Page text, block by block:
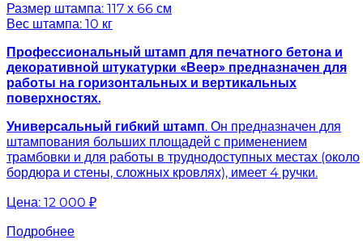
Размер штампа: 117 х 66 см
Вес штампа: 10 кг
Профессиональный штамп для печатного бетона и
декоративной штукатурки «Веер» предназначен для
работы на горизонтальных и вертикальных
поверхностях.
Универсальный гибкий штамп. Он предназначен для
штампования больших площадей с применением
трамбовки и для работы в труднодоступных местах (около
бордюра и стены, сложных кровлях), имеет 4 ручки.
Цена: 12 000 ₽
Подробнее